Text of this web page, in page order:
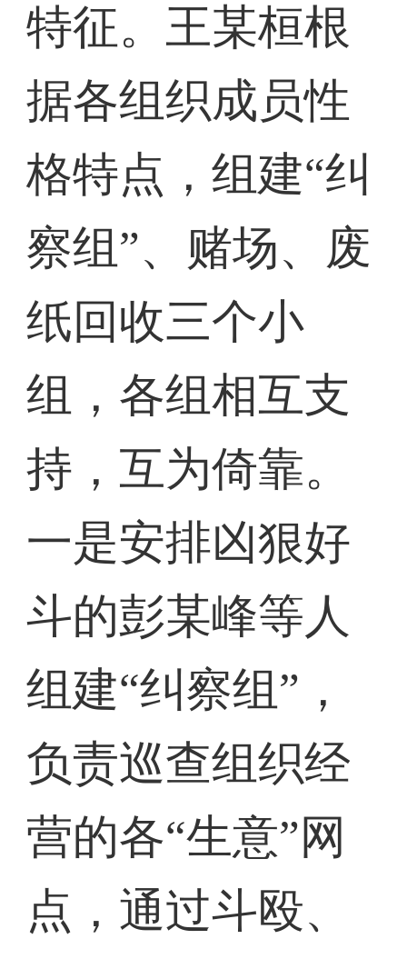
特征。王某桓根
据各组织成员性
格特点，组建“纠
察组”、赌场、废
纸回收三个小
组，各组相互支
持，互为倚靠。
一是安排凶狠好
斗的彭某峰等人
组建“纠察组”，
负责巡查组织经
营的各“生意”网
点，通过斗殴、